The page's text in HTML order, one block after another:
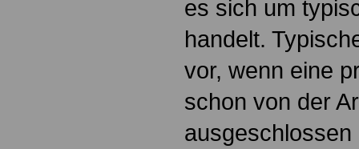
es sich um
handelt.
vor, wenn eine
schon von der